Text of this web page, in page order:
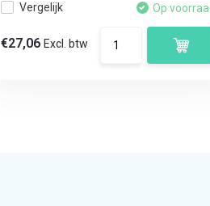
Vergelijk Op
€27,06 Excl. btw